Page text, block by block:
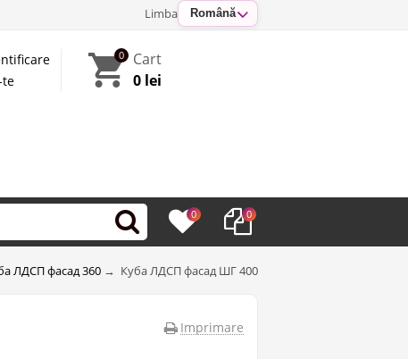
Limba Română
te
0
Cart
0 lei
0 0
ЛДСП фасад 360 → Куба ЛДСП фасад ШГ 400 (360)
Imprimare